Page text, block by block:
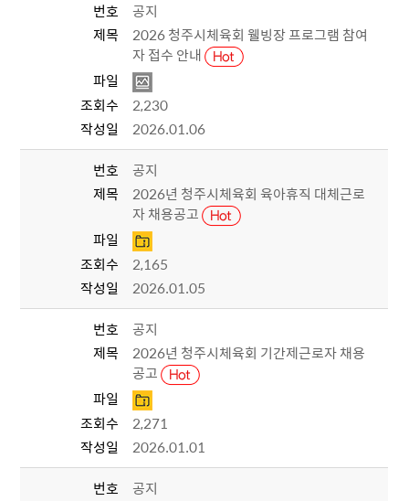
번호
공지
제목
2026 청주시체육회 웰빙장 프로그램 참여
자 접수 안내
파일
조회수
2,230
작성일
2026.01.06
번호
공지
제목
2026년 청주시체육회 육아휴직 대체근로
자 채용공고
파일
조회수
2,165
작성일
2026.01.05
번호
공지
제목
2026년 청주시체육회 기간제근로자 채용
공고
파일
조회수
2,271
작성일
2026.01.01
번호
공지